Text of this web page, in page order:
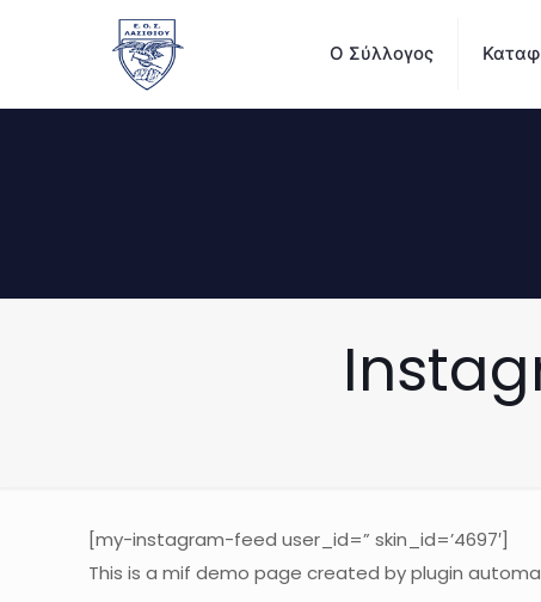
Ο Σύλλογος
[my-instagram-feed user_id=” skin_id=’4697′]
This is a mif demo page created by plugin